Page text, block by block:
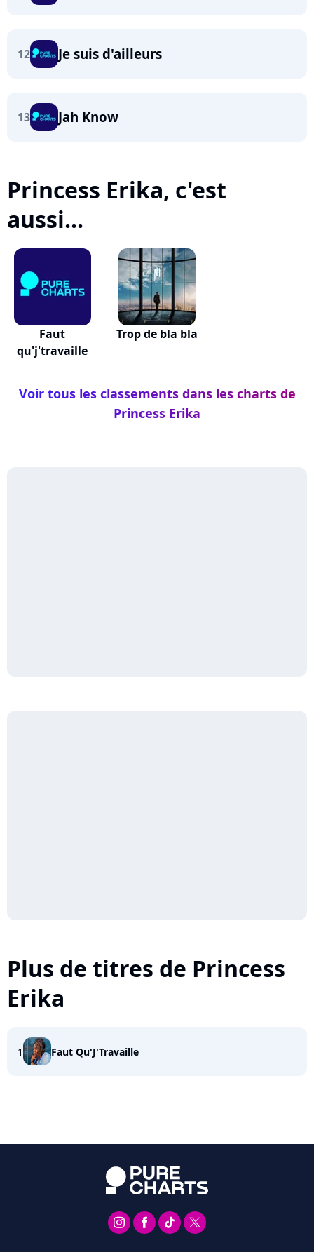
12 Je suis d'ailleurs
13 Jah Know
Princess Erika, c'est
aussi...
Faut
qu'j'travaille
Trop de bla bla
Voir tous les classements dans les charts de
Princess Erika
Plus de titres de Princess
Erika
1 Faut Qu'J'Travaille